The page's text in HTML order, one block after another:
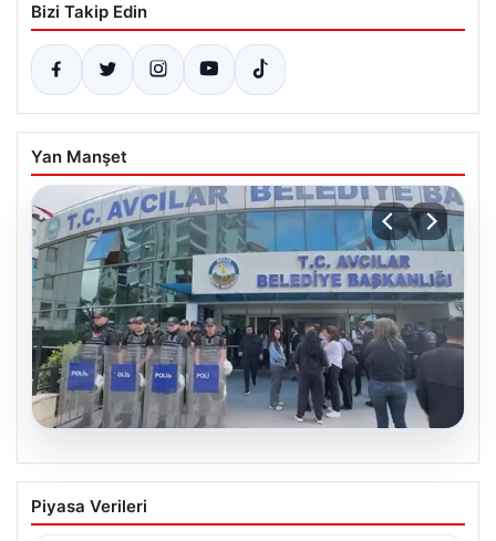
Bizi Takip Edin
Yan Manşet
05.08.2026
Avcılar Belediyesi’ne operasyon. 12
şüpheli gözaltına alındı
Piyasa Verileri